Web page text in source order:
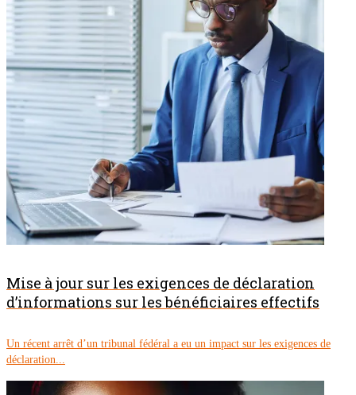
Mise à jour sur les exigences de déclaration
d’informations sur les bénéficiaires effectifs
Un récent arrêt d’un tribunal fédéral a eu un impact sur les exigences de
déclaration...